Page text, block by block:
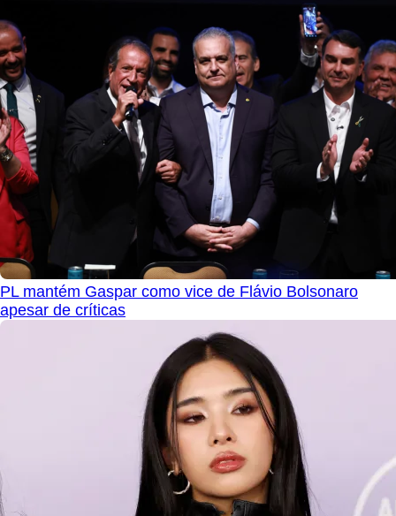
PL mantém Gaspar como vice de Flávio Bolsonaro
apesar de críticas